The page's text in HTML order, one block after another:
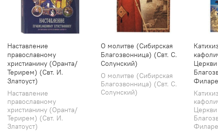
Наставление
православному
христианину (Оранта/
Терирем) (Свт. И.
Златоуст)
Наставление
православному
христианину (Оранта/
Терирем) (Свт. И.
Златоуст)
О молитве (Сибирская
Благозвонница) (Свт. С.
Солунский)
О молитве (Сибирская
Благозвонница) (Свт. С.
Солунский)